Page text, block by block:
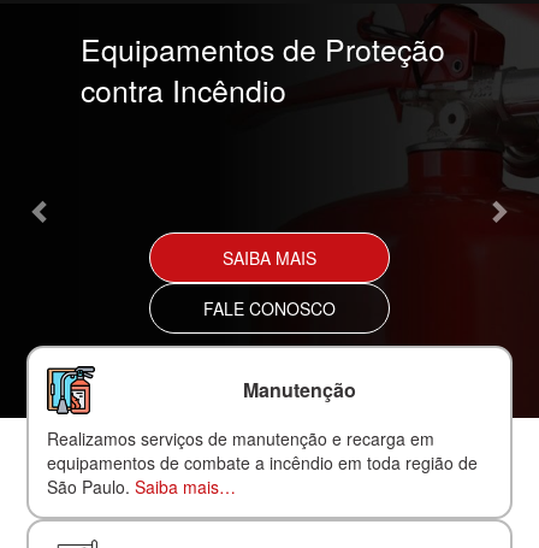
Equipamentos de Proteção
contra Incêndio
SAIBA MAIS
FALE CONOSCO
Manutenção
Realizamos serviços de manutenção e recarga em
equipamentos de combate a incêndio em toda região de
São Paulo.Saiba mais…